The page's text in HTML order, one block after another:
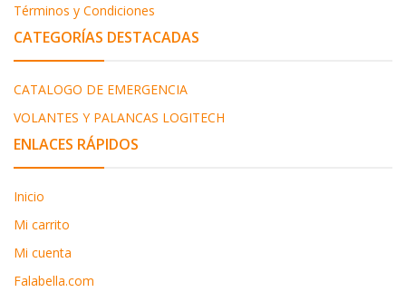
Términos y Condiciones
CATEGORÍAS DESTACADAS
CATALOGO DE EMERGENCIA
VOLANTES Y PALANCAS LOGITECH
ENLACES RÁPIDOS
Inicio
Mi carrito
Mi cuenta
Falabella.com